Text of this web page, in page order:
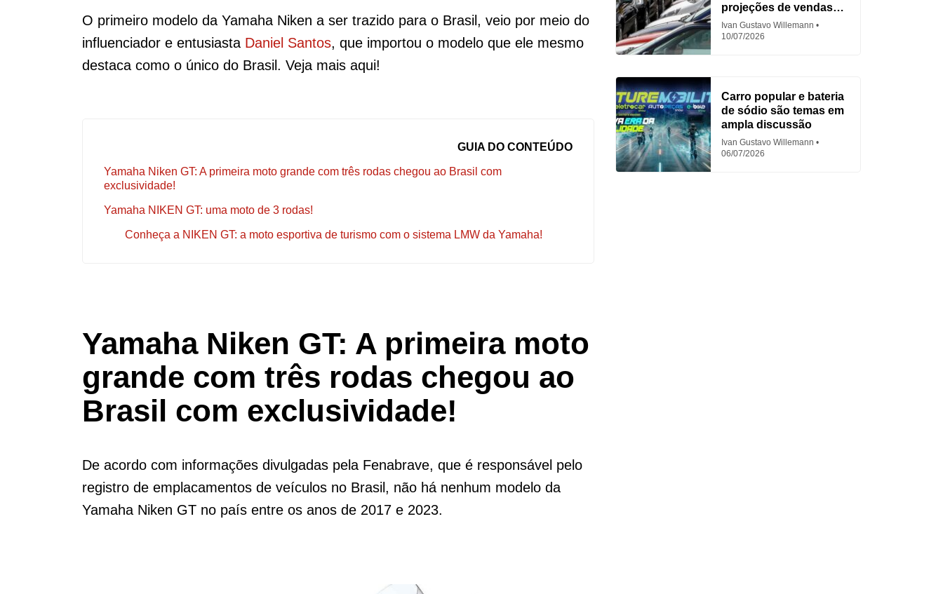
O primeiro modelo da Yamaha Niken a ser trazido para o Brasil, veio por meio do
influenciador e entusiasta Daniel Santos, que importou o modelo que ele mesmo
destaca como o único do Brasil. Veja mais aqui!
GUIA DO CONTEÚDO
Yamaha Niken GT: A primeira moto grande com três rodas chegou ao Brasil com
exclusividade!
Yamaha NIKEN GT: uma moto de 3 rodas!
Conheça a NIKEN GT: a moto esportiva de turismo com o sistema LMW da Yamaha!
Yamaha Niken GT: A primeira moto
grande com três rodas chegou ao
Brasil com exclusividade!
De acordo com informações divulgadas pela Fenabrave, que é responsável pelo
registro de emplacamentos de veículos no Brasil, não há nenhum modelo da
Yamaha Niken GT no país entre os anos de 2017 e 2023.
projeções de vendas
em 2026
Ivan Gustavo Willemann
10/07/2026
Carro popular e bateria
de sódio são temas em
ampla discussão
Ivan Gustavo Willemann
06/07/2026